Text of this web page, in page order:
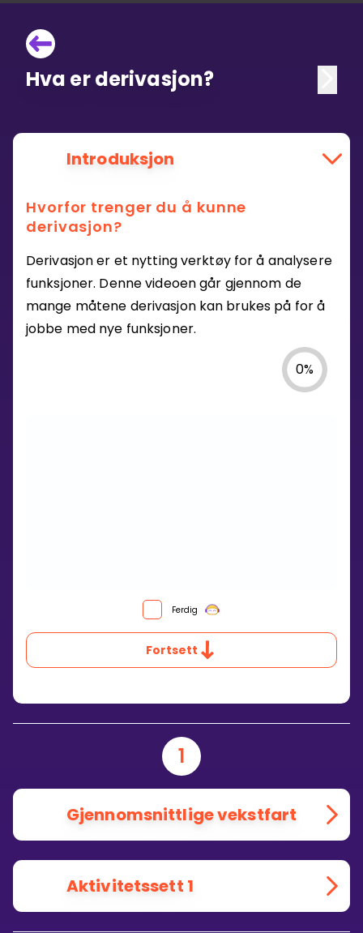
Hva er derivasjon?
Introduksjon
Hvorfor trenger du å kunne
derivasjon?
Derivasjon er et nytting verktøy for å analysere
funksjoner. Denne videoen går gjennom de
mange måtene derivasjon kan brukes på for å
jobbe med nye funksjoner.
0%
Ferdig
Fortsett
1
Gjennomsnittlige vekstfart
Aktivitetssett 1